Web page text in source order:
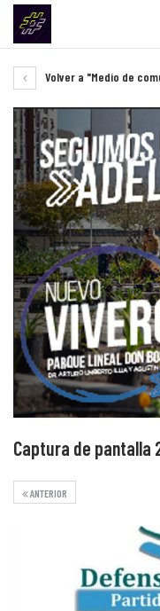
Volver a "Medio de
Captura de pantalla
ANTERIOR